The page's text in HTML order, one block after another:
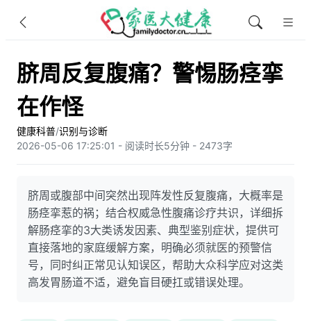
脐周反复腹痛？警惕肠痉挛
在作怪
健康科普/识别与诊断
2026-05-06 17:25:01 - 阅读时长5分钟 - 2473字
脐周或腹部中间突然出现阵发性反复腹痛，大概率是
肠痉挛惹的祸；结合权威急性腹痛诊疗共识，详细拆
解肠痉挛的3大类诱发因素、典型鉴别症状，提供可
直接落地的家庭缓解方案，明确必须就医的预警信
号，同时纠正常见认知误区，帮助大众科学应对这类
高发胃肠道不适，避免盲目硬扛或错误处理。